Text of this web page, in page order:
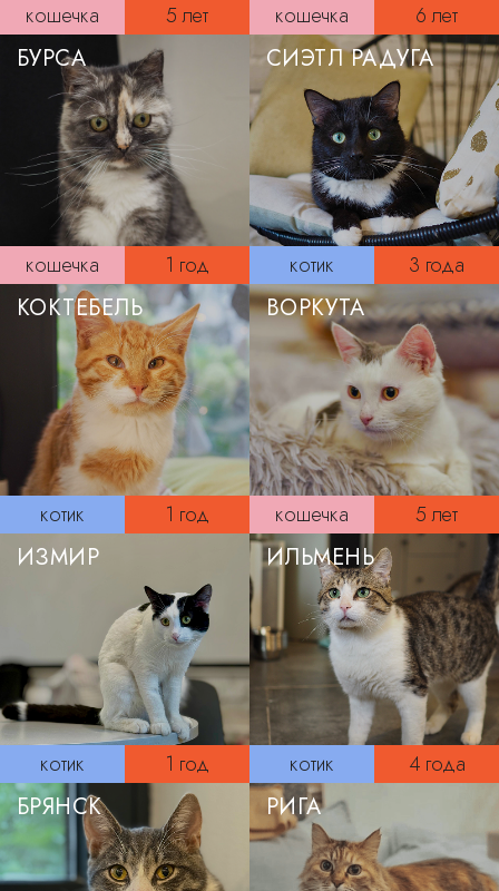
кошечка 5 лет кошечка 6 лет
кошечка 1 год
БУРСА
котик 3 года
СИЭТЛ РАДУГА
котик 1 год
КОКТЕБЕЛЬ
кошечка 5 лет
ВОРКУТА
котик 1 год
ИЗМИР
котик 4 года
ИЛЬМЕНЬ
БРЯНСК РИГА